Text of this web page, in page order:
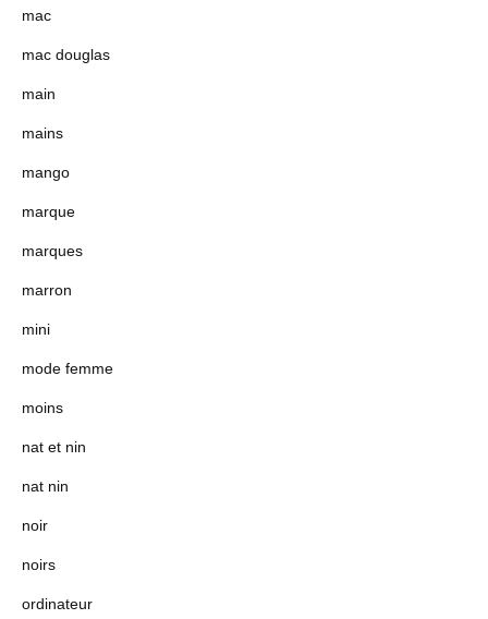
mac
mac douglas
main
mains
mango
marque
marques
marron
mini
mode femme
moins
nat et nin
nat nin
noir
noirs
ordinateur